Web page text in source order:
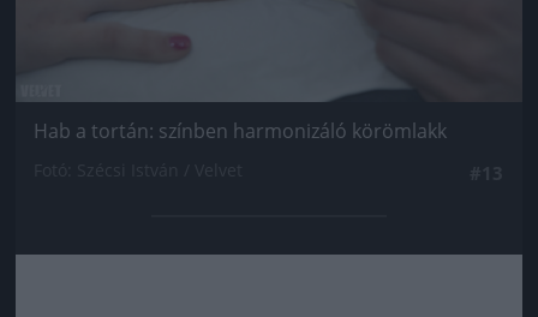
Hab a tortán: színben harmonizáló körömlakk